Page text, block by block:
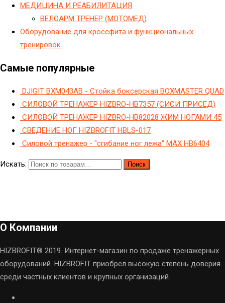
МЕДИЦИНА И РЕАБИЛИТАЦИЯ
ВЕЛОАРМ ТРЕНЕР (МОТОМЕД)
Оборудование для кроссфита и функциональных
тренировок.
Самые популярные
DJIGIT BXM043AB - Стойка боксерская BOXMASTER QUAD
СИЛОВОЙ ТРЕНАЖЕР HIZBRO-HB7357 (СИСИ ПРИСЕД)
СИЛОВОЙ ТРЕНАЖЕР HIZBRO-HB82028 ЖИМ НОГАМИ 45
СВЕДЕНИЕ НОГ HIZBROFIT HBLS-017
Силовой тренажер - "сгибание ног лежа" МAX HB6404
Искать: Поиск
О Компании
HIZBROFIT® 2019. Интернет-магазин по продаже тренажерных
оборудований. HIZBROFIT приобрел высокую степень доверия
среди частных клиентов и крупных организаций.